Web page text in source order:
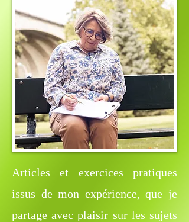
Articles et exercices pratiques
issus de mon expérience, que je
partage avec plaisir sur les sujets